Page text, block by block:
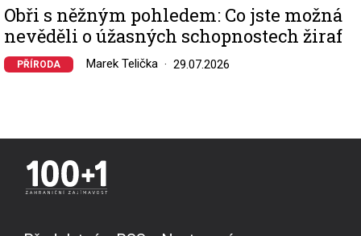
Obři s něžným pohledem: Co jste možná
nevěděli o úžasných schopnostech žiraf
PŘÍRODA Marek Telička 29.07.2026